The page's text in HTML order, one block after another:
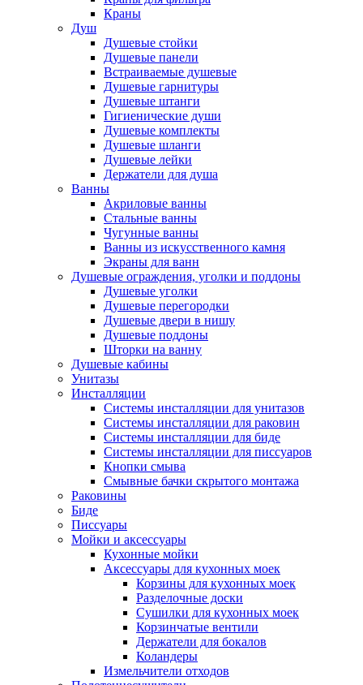
Краны
Душ
Душевые стойки
Душевые панели
Встраиваемые душевые
Душевые гарнитуры
Душевые штанги
Гигиенические души
Душевые комплекты
Душевые шланги
Душевые лейки
Держатели для душа
Ванны
Акриловые ванны
Стальные ванны
Чугунные ванны
Ванны из искусственного камня
Экраны для ванн
Душевые ограждения, уголки и поддоны
Душевые уголки
Душевые перегородки
Душевые двери в нишу
Душевые поддоны
Шторки на ванну
Душевые кабины
Унитазы
Инсталляции
Системы инсталляции для унитазов
Системы инсталляции для раковин
Системы инсталляции для биде
Системы инсталляции для писсуаров
Кнопки смыва
Смывные бачки скрытого монтажа
Раковины
Биде
Писсуары
Мойки и аксессуары
Кухонные мойки
Аксессуары для кухонных моек
Корзины для кухонных моек
Разделочные доски
Сушилки для кухонных моек
Корзинчатые вентили
Держатели для бокалов
Коландеры
Измельчители отходов